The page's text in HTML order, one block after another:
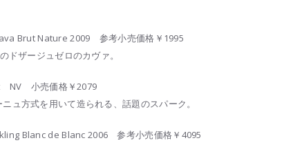
Brut Nature 2009 参考小売価格￥1995
ドザージュゼロのカヴァ。
NV 小売価格￥2079
ュ方式を用いて造られる、話題のスパーク。
Blanc de Blanc 2006 参考小売価格￥4095